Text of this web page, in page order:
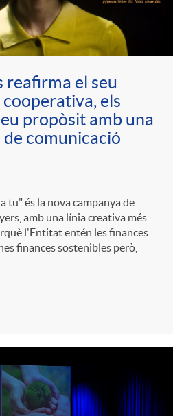
reafirma el seu
els
propòsit amb una
comunicació
tu" és la nova campanya de
amb una línia creativa més
l'Entitat entén les finances
finances sostenibles però,